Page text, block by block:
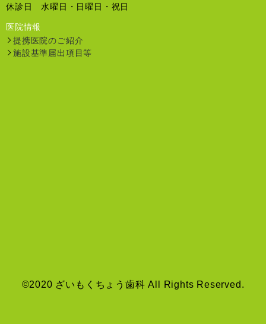
休診日 水曜日・日曜日・祝日
医院情報
提携医院のご紹介
施設基準届出項目等
©2020 ざいもくちょう歯科 All Rights Reserved.